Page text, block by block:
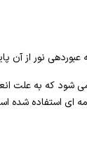
عبوردهی نور از آن
شود که به علت
ای استفاده